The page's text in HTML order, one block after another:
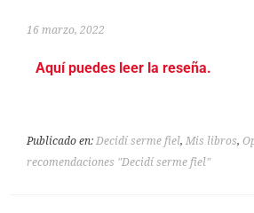
16 marzo, 2022
Aquí puedes leer la reseña.
Publicado en:Decidí serme fiel,Mis libros,
recomendaciones "Decidí serme fiel"